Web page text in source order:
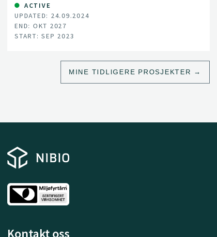
emission, improve soil fertility and promote green
growth/zero waste in modern agriculture in China.
ACTIVE
UPDATED: 24.09.2024
END: OKT 2027
START: SEP 2023
MINE TIDLIGERE PROSJEKTER
Kontakt oss